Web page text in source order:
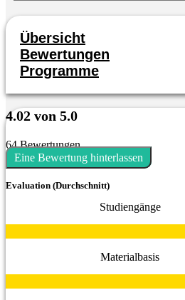
Übersicht
Bewertungen
Programme
4.02 von 5.0
64 Bewertungen
Eine Bewertung hinterlassen
Evaluation (Durchschnitt)
Studiengänge
Materialbasis